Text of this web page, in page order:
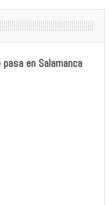
en Salamanca